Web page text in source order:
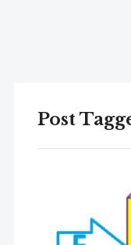
Post